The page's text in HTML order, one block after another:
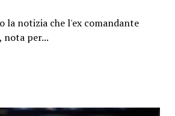
la notizia che l'ex comandante
nota per...